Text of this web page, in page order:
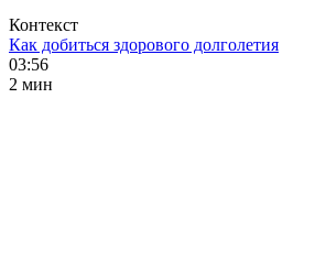
Контекст
Как добиться здорового долголетия
03:56
2 мин